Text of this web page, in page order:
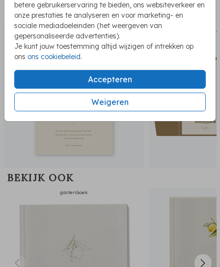
betere gebruikerservaring te bieden, ons websiteverkeer en
onze prestaties te analyseren en voor marketing- en
sociale mediadoeleinden (het weergeven van
gepersonaliseerde advertenties).
Je kunt jouw toestemming altijd wijzigen of intrekken op
ons ons cookiebeleid.
Accepteren
Weigeren
PASSEND BIJ DE KAART
save the date
BEKIJK OOK
gastenboek